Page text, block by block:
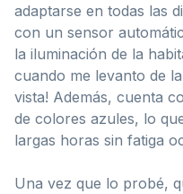
adaptarse en todas las
con un sensor
la iluminación de la
cuando me levanto de
vista! Además, cuenta
de colores azules, lo
largas horas sin fatiga
Una vez que lo probé,